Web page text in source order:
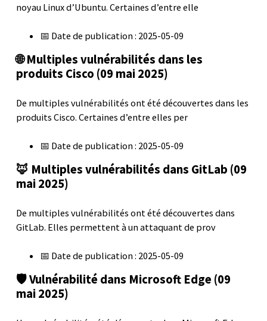
noyau Linux d’Ubuntu. Certaines d’entre elle
📅 Date de publication : 2025-05-09
🌐 Multiples vulnérabilités dans les
produits Cisco (09 mai 2025)
De multiples vulnérabilités ont été découvertes dans les
produits Cisco. Certaines d’entre elles per
📅 Date de publication : 2025-05-09
🦊 Multiples vulnérabilités dans GitLab (09
mai 2025)
De multiples vulnérabilités ont été découvertes dans
GitLab. Elles permettent à un attaquant de prov
📅 Date de publication : 2025-05-09
🛡️ Vulnérabilité dans Microsoft Edge (09
mai 2025)